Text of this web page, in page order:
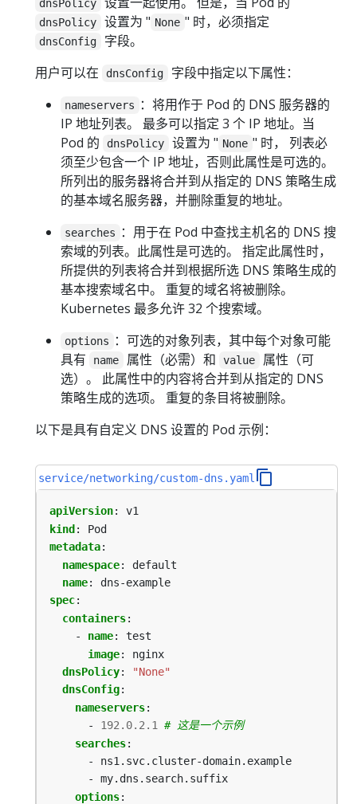
dnsPolicy
dnsPolicy 设置为 " None " 时，必须指定
dnsConfig
字段。
用户可以在
dnsConfig 字段中指定以下属性：
nameservers
：将用作于 Pod 的 DNS 服务器的
IP 地址列表。 最多可以指定 3 个 IP 地址。当
Pod 的
dnsPolicy 设置为 " None " 时， 列表必
须至少包含一个 IP 地址，否则此属性是可选的。
所列出的服务器将合并到从指定的 DNS 策略生成
的基本域名服务器，并删除重复的地址。
searches
：用于在 Pod 中查找主机名的 DNS 搜
索域的列表。此属性是可选的。 指定此属性时，
所提供的列表将合并到根据所选 DNS 策略生成的
基本搜索域名中。 重复的域名将被删除。
Kubernetes 最多允许 32 个搜索域。
options
：可选的对象列表，其中每个对象可能
具有
name 属性（必需）和 value
属性（可
选）。 此属性中的内容将合并到从指定的 DNS
策略生成的选项。 重复的条目将被删除。
以下是具有自定义 DNS 设置的 Pod 示例：
service/networking/custom-dns.yaml
apiVersion:
v1
kind :
Pod
metadata:
namespace:
default
name:
dns-example
spec:
containers:
- name:
test
image:
nginx
dnsPolicy:
"None"
dnsConfig:
nameservers:
- 192.0.2.1
# 这是一个示例
searches:
- ns1.svc.cluster-domain.example
- my.dns.search.suffix
options: